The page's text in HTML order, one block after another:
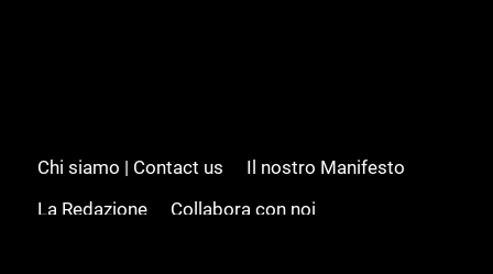
Chi siamo | Contact us
Il nostro Manifesto
La Redazione
Collabora con noi